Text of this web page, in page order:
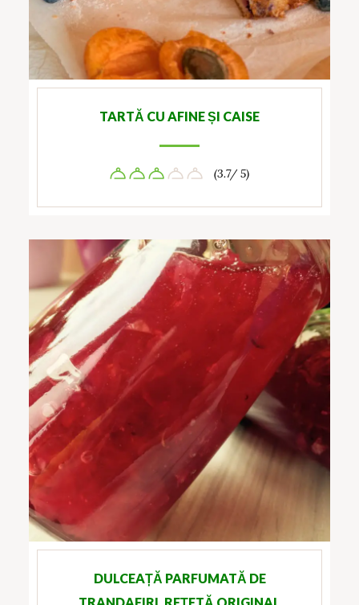
TARTĂ CU AFINE ȘI CAISE
(3.7/ 5)
DULCEAȚĂ PARFUMATĂ DE